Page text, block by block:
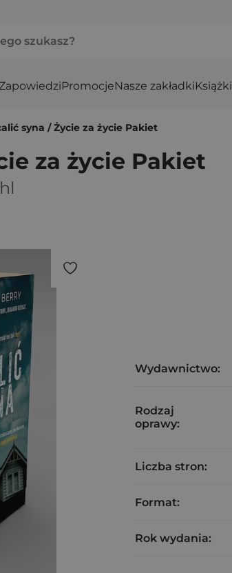
PromocjeNasze zakładki
syna / Życie za życie Pakiet
za życie Pakiet
Wydawnictwo:
Rodzaj
oprawy:
Liczba stron:
Format:
Rok wydania: